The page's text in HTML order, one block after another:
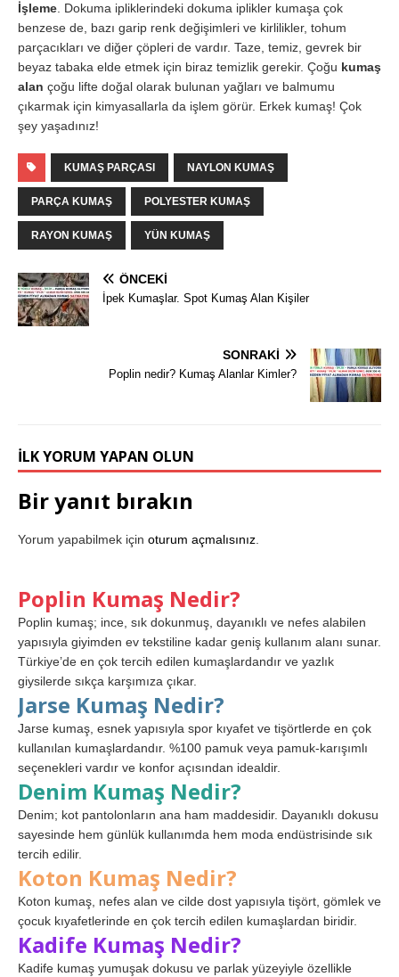
İşleme. Dokuma ipliklerindeki dokuma iplikler kumaşa çok
benzese de, bazı garip renk değişimleri ve kirlilikler, tohum
parçacıkları ve diğer çöpleri de vardır. Taze, temiz, gevrek bir
beyaz tabaka elde etmek için biraz temizlik gerekir. Çoğu kumaş
alan çoğu lifte doğal olarak bulunan yağları ve balmumu
çıkarmak için kimyasallarla da işlem görür. Erkek kumaş! Çok
şey yaşadınız!
KUMAŞ PARÇASI NAYLON KUMAŞ
PARÇA KUMAŞ POLYESTER KUMAŞ
RAYON KUMAŞ YÜN KUMAŞ
ÖNCEKI
İpek Kumaşlar. Spot Kumaş Alan Kişiler
SONRAKI
Poplin nedir? Kumaş Alanlar Kimler?
İLK YORUM YAPAN OLUN
Bir yanıt bırakın
Yorum yapabilmek için oturum açmalısınız.
Poplin Kumaş Nedir?
Poplin kumaş; ince, sık dokunmuş, dayanıklı ve nefes alabilen
yapısıyla giyimden ev tekstiline kadar geniş kullanım alanı sunar.
Türkiye’de en çok tercih edilen kumaşlardandır ve yazlık
giysilerde sıkça karşımıza çıkar.
Jarse Kumaş Nedir?
Jarse kumaş, esnek yapısıyla spor kıyafet ve tişörtlerde en çok
kullanılan kumaşlardandır. %100 pamuk veya pamuk-karışımlı
seçenekleri vardır ve konfor açısından idealdir.
Denim Kumaş Nedir?
Denim; kot pantolonların ana ham maddesidir. Dayanıklı dokusu
sayesinde hem günlük kullanımda hem moda endüstrisinde sık
tercih edilir.
Koton Kumaş Nedir?
Koton kumaş, nefes alan ve cilde dost yapısıyla tişört, gömlek ve
çocuk kıyafetlerinde en çok tercih edilen kumaşlardan biridir.
Kadife Kumaş Nedir?
Kadife kumaş yumuşak dokusu ve parlak yüzeyiyle özellikle